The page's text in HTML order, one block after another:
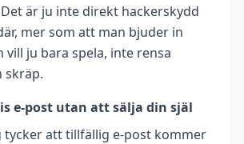
är ju inte direkt hackerskydd
mer som att man bjuder in
vill ju bara spela, inte rensa
skräp.
e-post utan att sälja din själ
tycker att tillfällig e-post kommer